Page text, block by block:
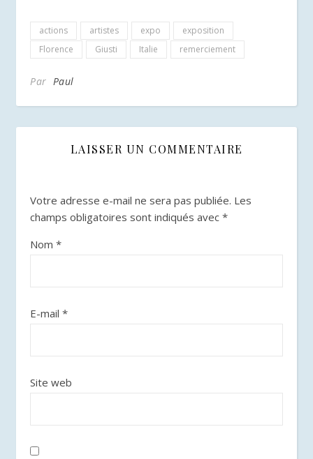
actions artistes expo
exposition
Florence
Giusti Italie remerciement
Par Paul
LAISSER UN COMMENTAIRE
Votre adresse e-mail ne sera pas publiée. Les
champs obligatoires sont indiqués avec *
Nom *
E-mail *
Site web